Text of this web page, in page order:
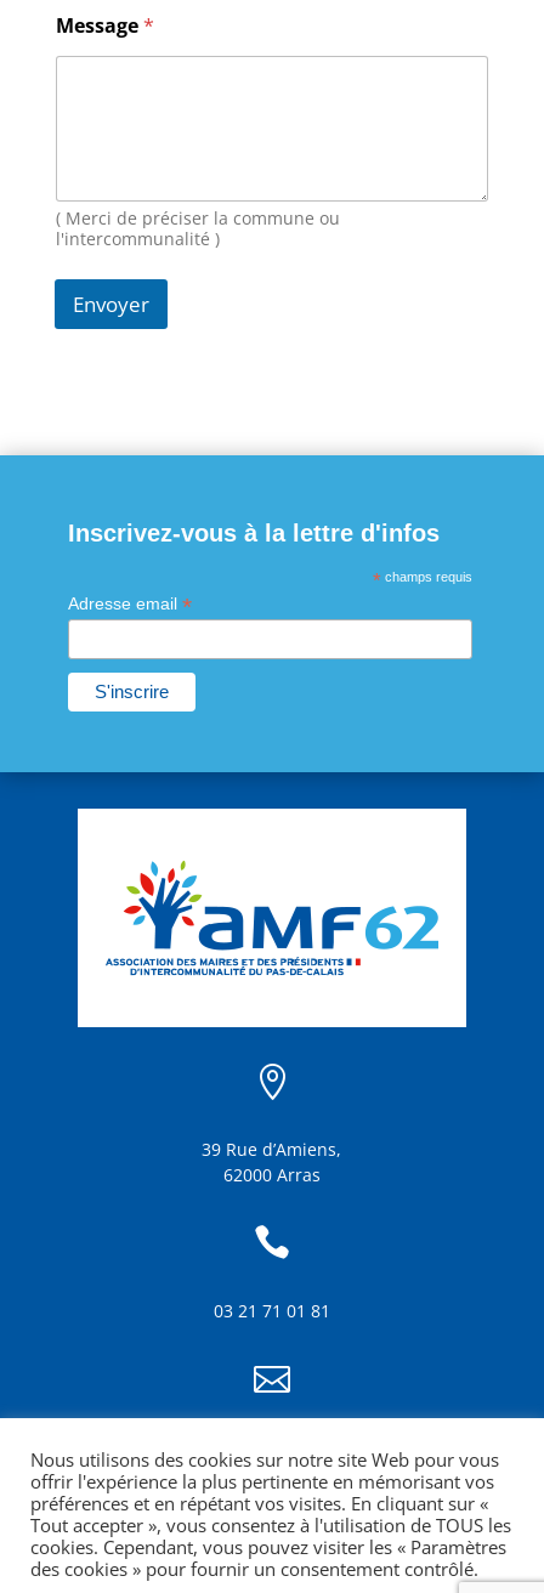
a
i
l
Message*
( Merci de préciser la commune ou
l'intercommunalité )
Envoyer
Inscrivez-vous à la lettre d'infos
* champs requis
Adresse email *

39 Rue d’Amiens,
62000 Arras

03 21 71 01 81

info@amf62.fr
mentions légales
Nous utilisons des cookies sur notre site Web pour vous
offrir l'expérience la plus pertinente en mémorisant vos
préférences et en répétant vos visites. En cliquant sur «
Tout accepter », vous consentez à l'utilisation de TOUS les
cookies. Cependant, vous pouvez visiter les « Paramètres
des cookies » pour fournir un consentement contrôlé.